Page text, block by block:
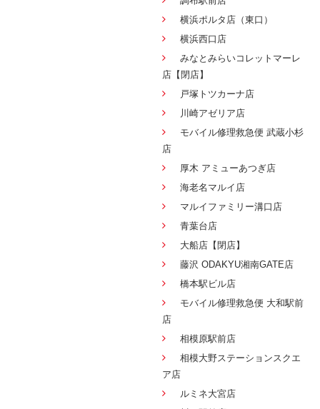
横浜ポルタ店（東口）
横浜西口店
みなとみらいコレットマーレ
店【閉店】
戸塚トツカーナ店
川崎アゼリア店
モバイル修理救急便 武蔵小杉
店
厚木 アミューあつぎ店
海老名マルイ店
マルイファミリー溝口店
青葉台店
大船店【閉店】
藤沢 ODAKYU湘南GATE店
橋本駅ビル店
モバイル修理救急便 大和駅前
店
相模原駅前店
相模大野ステーションスクエ
ア店
ルミネ大宮店